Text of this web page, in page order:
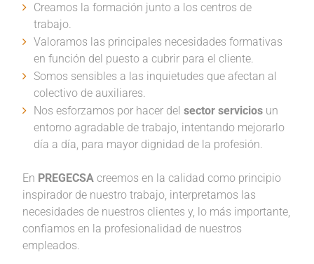
Creamos la formación junto a los centros de
trabajo.
Valoramos las principales necesidades formativas
en función del puesto a cubrir para el cliente.
Somos sensibles a las inquietudes que afectan al
colectivo de auxiliares.
Nos esforzamos por hacer del sector servicios un
entorno agradable de trabajo, intentando mejorarlo
día a día, para mayor dignidad de la profesión.
En PREGECSA creemos en la calidad como principio
inspirador de nuestro trabajo, interpretamos las
necesidades de nuestros clientes y, lo más importante,
confiamos en la profesionalidad de nuestros
empleados.